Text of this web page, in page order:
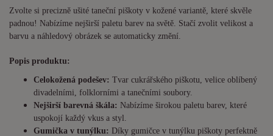
Zvolte si precizně ušité taneční piškoty v kožené variantě, které skvěle
padnou! Nabízíme nejširší paletu barev na světě. Stačí zvolit velikost a
barvu a náhledový obrázek se automaticky změní.
Popis produktu:
Celokožená podešev: Tvar cukrářského piškotu, velice oblíbený
divadelními, folklorními a tanečními soubory.
Nejširší barevná škála: Nabízíme širokou paletu barev, které
uspokojí každý vkus a styl.
Gumička v tunýlku: Díky gumičce v tunýlku piškoty perfektně